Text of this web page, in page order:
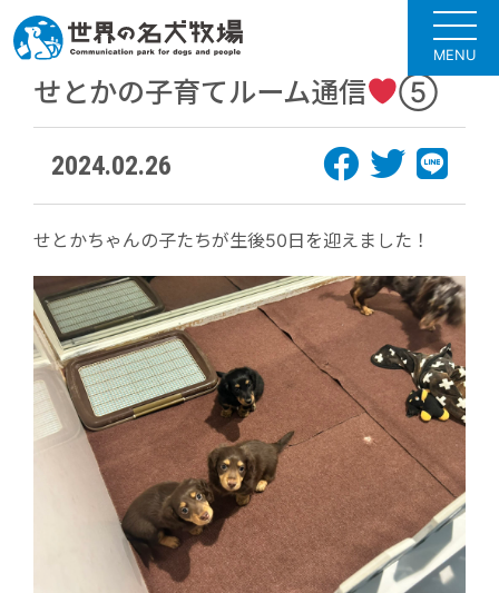
MENU
せとかの子育てルーム通信 ⑤
2024.02.26
せとかちゃんの子たちが生後50日を迎えました！